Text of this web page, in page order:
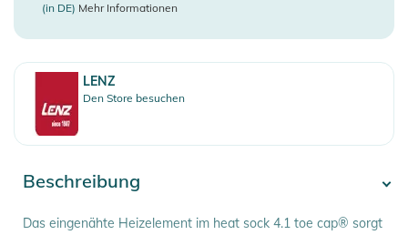
(in DE) Mehr Informationen
LENZ
Den Store besuchen
Beschreibung
Das eingenähte Heizelement im heat sock 4.1 toe cap® sorgt